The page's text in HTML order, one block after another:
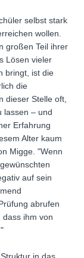
selbst stark
wollen.
großen Teil ihrer
Lösen vieler
bringt, ist die
die
dieser Stelle oft,
lassen – und
Erfahrung
Alter kaum
Migge. "Wenn
auf sein
abrufen
dass ihm von